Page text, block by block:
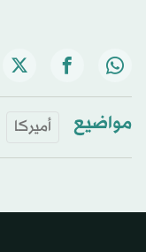
مواضيع أميركا